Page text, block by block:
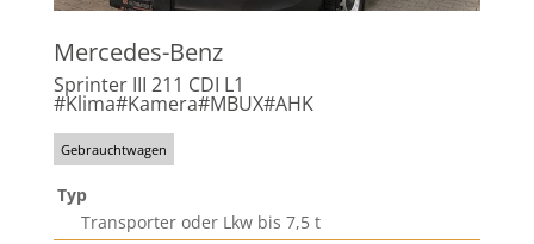
Mercedes-Benz
Sprinter III 211 CDI L1
#Klima#Kamera#MBUX#AHK
Gebrauchtwagen
Typ
Transporter oder Lkw bis 7,5 t